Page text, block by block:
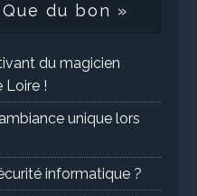
du bon »
du magicien
Loire !
unique lors
informatique ?